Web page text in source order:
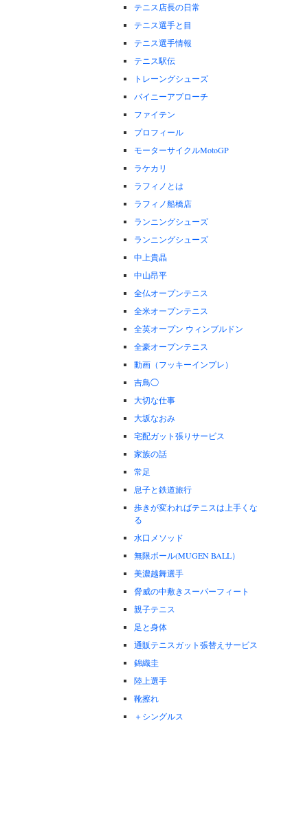
テニス店長の日常
テニス選手と目
テニス選手情報
テニス駅伝
トレーングシューズ
バイニーアプローチ
ファイテン
プロフィール
モーターサイクルMotoGP
ラケカリ
ラフィノとは
ラフィノ船橋店
ランニングシューズ
ランニングシューズ
中上貴晶
中山昂平
全仏オープンテニス
全米オープンテニス
全英オープン ウィンブルドン
全豪オープンテニス
動画（フッキーインプレ）
吉鳥◯
大切な仕事
大坂なおみ
宅配ガット張りサービス
家族の話
常足
息子と鉄道旅行
歩きが変わればテニスは上手くな
る
水口メソッド
無限ボール(MUGEN BALL）
美濃越舞選手
脅威の中敷きスーパーフィート
親子テニス
足と身体
通販テニスガット張替えサービス
錦織圭
陸上選手
靴擦れ
＋シングルス